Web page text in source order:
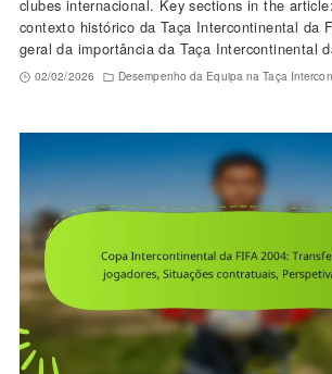
clubes internacional. Key sections in the
contexto histórico da Taça Intercontinental da
geral da importância da Taça Intercontinental
02/02/2026 Desempenho da Equipa na Taça